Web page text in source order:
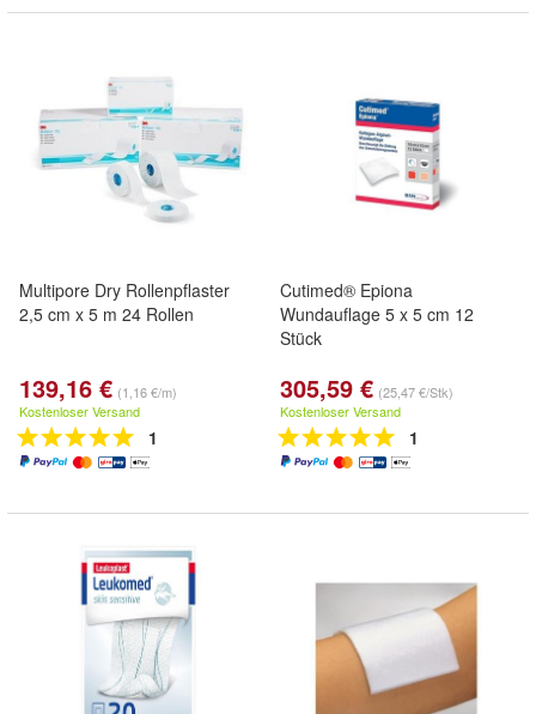
Multipore Dry Rollenpflaster
2,5 cm x 5 m 24 Rollen
139,16 € (1,16 €/m)
Kostenloser Versand
1
Cutimed® Epiona
Wundauflage 5 x 5 cm 12
Stück
305,59 € (25,47 €/Stk)
Kostenloser Versand
1